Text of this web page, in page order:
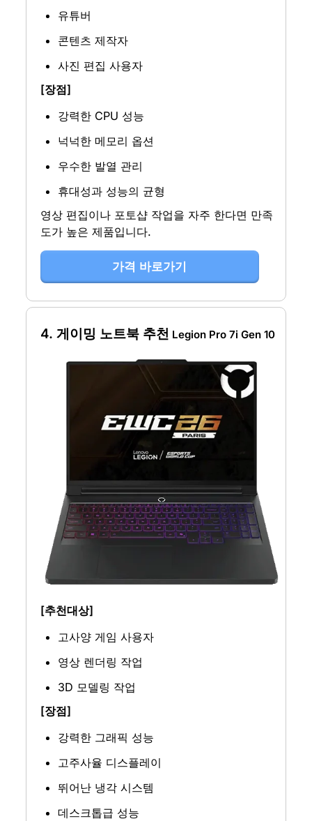
유튜버
콘텐츠 제작자
사진 편집 사용자
[장점]
강력한 CPU 성능
넉넉한 메모리 옵션
우수한 발열 관리
휴대성과 성능의 균형
영상 편집이나 포토샵 작업을 자주 한다면 만족
도가 높은 제품입니다.
가격 바로가기
4. 게이밍 노트북 추천 Legion Pro 7i Gen 10
[추천대상]
고사양 게임 사용자
영상 렌더링 작업
3D 모델링 작업
[장점]
강력한 그래픽 성능
고주사율 디스플레이
뛰어난 냉각 시스템
데스크톱급 성능